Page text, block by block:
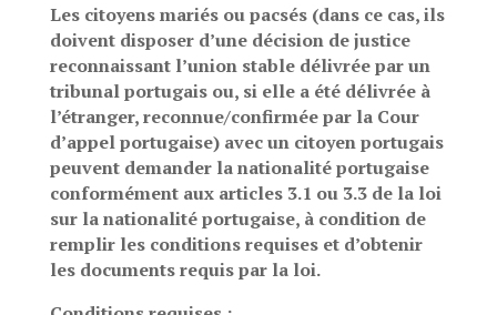
Les citoyens mariés ou pacsés (dans ce cas, ils
doivent disposer d’une décision de justice
reconnaissant l’union stable délivrée par un
tribunal portugais ou, si elle a été délivrée à
l’étranger, reconnue/confirmée par la Cour
d’appel portugaise) avec un citoyen portugais
peuvent demander la nationalité portugaise
conformément aux articles 3.1 ou 3.3 de la loi
sur la nationalité portugaise, à condition de
remplir les conditions requises et d’obtenir
les documents requis par la loi.